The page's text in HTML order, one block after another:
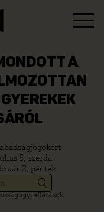
A
5, szerda
2, péntek
ellátások